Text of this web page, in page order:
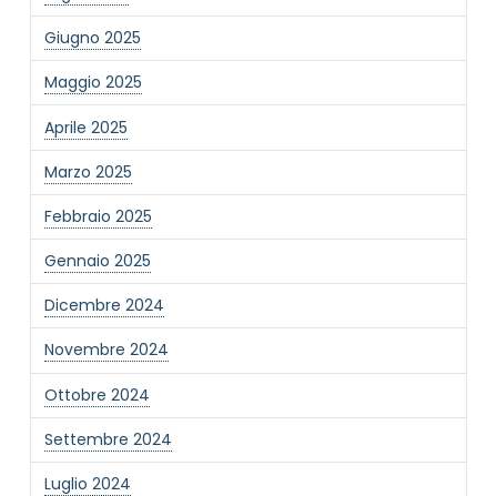
Giugno 2025
Maggio 2025
Aprile 2025
Marzo 2025
Febbraio 2025
Gennaio 2025
Dicembre 2024
Novembre 2024
Ottobre 2024
Settembre 2024
Luglio 2024
NOME STRUTTURA
MAIL REFERENTE
MOTIVO DEL CONTATTO